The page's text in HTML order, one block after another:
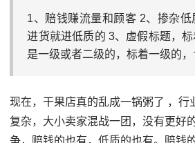
1、赔钱赚流量和顾客 2、掺杂
进货就进低质的 3、虚假标题，
是一级或者二级的，标着一级的，
现在，干果店真的乱成一锅粥了 ，行
复杂，大小卖家混战一团，没有更好
争，赔钱的也有，低质的也有。赔钱